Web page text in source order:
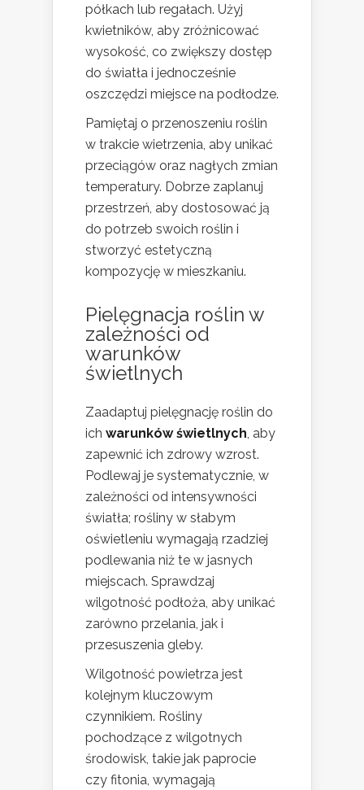
półkach lub regałach. Użyj
kwietników, aby zróżnicować
wysokość, co zwiększy dostęp
do światła i jednocześnie
oszczędzi miejsce na podłodze.
Pamiętaj o przenoszeniu roślin
w trakcie wietrzenia, aby unikać
przeciągów oraz nagłych zmian
temperatury. Dobrze zaplanuj
przestrzeń, aby dostosować ją
do potrzeb swoich roślin i
stworzyć estetyczną
kompozycję w mieszkaniu.
Pielęgnacja roślin w
zależności od
warunków
świetlnych
Zaadaptuj pielęgnację roślin do
ich warunków świetlnych, aby
zapewnić ich zdrowy wzrost.
Podlewaj je systematycznie, w
zależności od intensywności
światła; rośliny w słabym
oświetleniu wymagają rzadziej
podlewania niż te w jasnych
miejscach. Sprawdzaj
wilgotność podłoża, aby unikać
zarówno przelania, jak i
przesuszenia gleby.
Wilgotność powietrza jest
kolejnym kluczowym
czynnikiem. Rośliny
pochodzące z wilgotnych
środowisk, takie jak paprocie
czy fitonia, wymagają